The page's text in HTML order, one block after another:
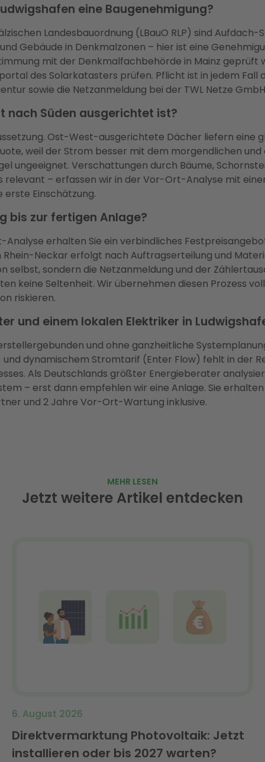
eine Baugenehmigung?
Landesbauordnung (LBauO RLP) sind
Gebäude in Denkmalzonen – hier ist eine
mit der Denkmalfachbehörde in Mainz geprüft
des Solarkatasters prüfen. Pflicht ist in jedem Fall
sowie die Netzanmeldung bei der TWL Netze
nach Süden ausgerichtet ist?
Ost-West-ausgerichtete Dächer liefern eine
weil der Strom besser mit dem morgendlichen
ungeeignet. Verschattungen durch Bäume,
– erfassen wir in der Vor-Ort-Analyse mit
Einschätzung.
bis zur fertigen Anlage?
erhalten Sie ein verbindliches
Neckar erfolgt nach Auftragserteilung und
sondern die Netzanmeldung und der
keine Seltenheit. Wir übernehmen diesen Prozess
riskieren.
und einem lokalen Elektriker in
und ohne ganzheitliche
dynamischem Stromtarif (Enter Flow) fehlt in der
Als Deutschlands größter Energieberater
– erst dann empfehlen wir eine Anlage. Sie
und 2 Jahre Vor-Ort-Wartung inklusive.
MEHR LESEN
Jetzt weitere Artikel entdecken
6. August 2026
Direktvermarktung Photovoltaik: Jetzt
installieren oder bis 2027 warten?